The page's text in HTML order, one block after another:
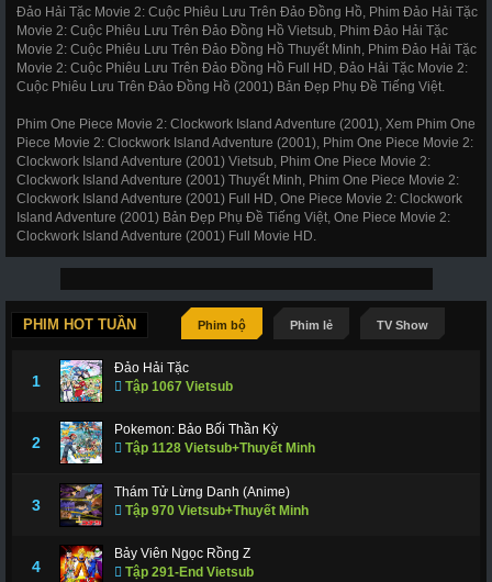
Đảo Hải Tặc Movie 2: Cuộc Phiêu Lưu Trên Đảo Đồng Hồ, Phim Đảo Hải Tặc
Movie 2: Cuộc Phiêu Lưu Trên Đảo Đồng Hồ Vietsub, Phim Đảo Hải Tặc
Movie 2: Cuộc Phiêu Lưu Trên Đảo Đồng Hồ Thuyết Minh, Phim Đảo Hải Tặc
Movie 2: Cuộc Phiêu Lưu Trên Đảo Đồng Hồ Full HD, Đảo Hải Tặc Movie 2:
Cuộc Phiêu Lưu Trên Đảo Đồng Hồ (2001) Bản Đẹp Phụ Đề Tiếng Việt.
Phim One Piece Movie 2: Clockwork Island Adventure (2001), Xem Phim One
Piece Movie 2: Clockwork Island Adventure (2001), Phim One Piece Movie 2:
Clockwork Island Adventure (2001) Vietsub, Phim One Piece Movie 2:
Clockwork Island Adventure (2001) Thuyết Minh, Phim One Piece Movie 2:
Clockwork Island Adventure (2001) Full HD, One Piece Movie 2: Clockwork
Island Adventure (2001) Bản Đẹp Phụ Đề Tiếng Việt, One Piece Movie 2:
Clockwork Island Adventure (2001) Full Movie HD.
PHIM HOT TUẦN Phim bộ Phim lẻ TV Show
1
Đảo Hải Tặc
Tập 1067 Vietsub
2
Pokemon: Bảo Bối Thần Kỳ
Tập 1128 Vietsub+Thuyết Minh
3
Thám Tử Lừng Danh (Anime)
Tập 970 Vietsub+Thuyết Minh
4
Bảy Viên Ngọc Rồng Z
Tập 291-End Vietsub